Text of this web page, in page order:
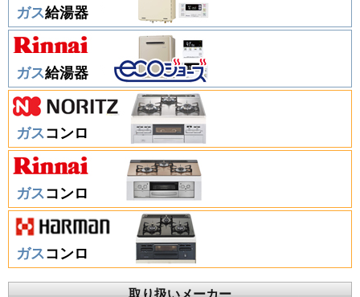
ガス給湯器
ガス給湯器
ガス コンロ
ガス コンロ
ガス コンロ